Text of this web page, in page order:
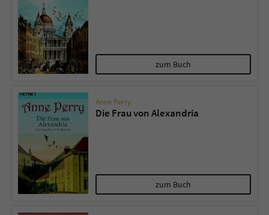
zum Buch
Anne Perry
Die Frau von Alexandria
zum Buch